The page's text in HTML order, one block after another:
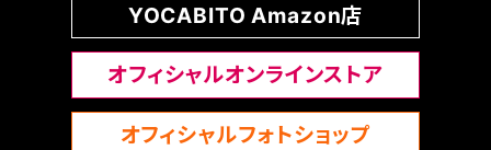
YOCABITO Amazon店
オフィシャルオンラインストア
オフィシャルフォトショップ